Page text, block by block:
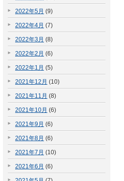
2022年5月 (9)
2022年4月 (7)
2022年3月 (8)
2022年2月 (6)
2022年1月 (5)
2021年12月 (10)
2021年11月 (8)
2021年10月 (6)
2021年9月 (6)
2021年8月 (6)
2021年7月 (10)
2021年6月 (6)